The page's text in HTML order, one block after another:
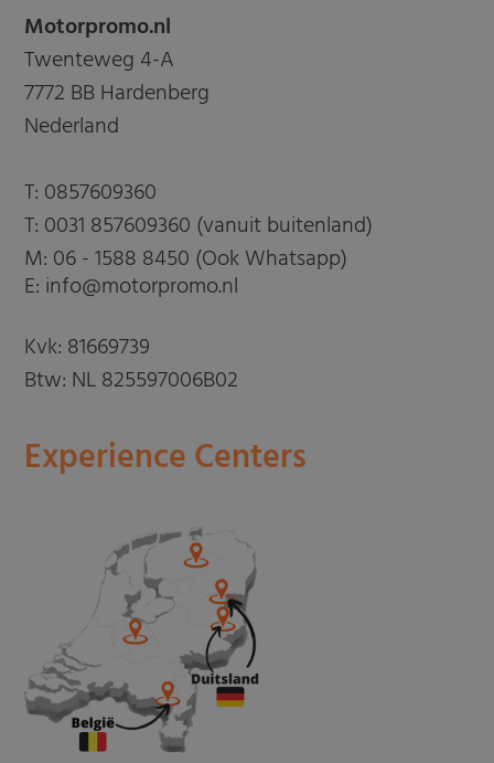
Motorpromo.nl
Twenteweg 4-A
7772 BB Hardenberg
Nederland
T: 0857609360
T: 0031 857609360 (vanuit buitenland)
M: 06 - 1588 8450 (Ook Whatsapp)
E: info@motorpromo.nl
Kvk: 81669739
Btw: NL 825597006B02
Experience Centers